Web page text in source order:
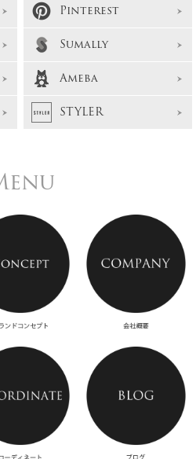
Pinterest
Sumally
Ameba
STYLER